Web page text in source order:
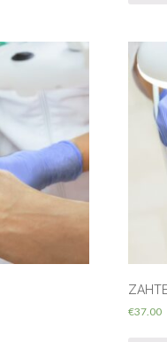
€37.00